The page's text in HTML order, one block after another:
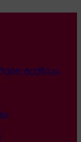
ტექნიკა